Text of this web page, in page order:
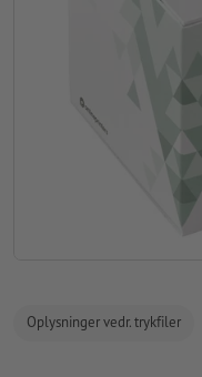
Oplysninger vedr. trykfiler